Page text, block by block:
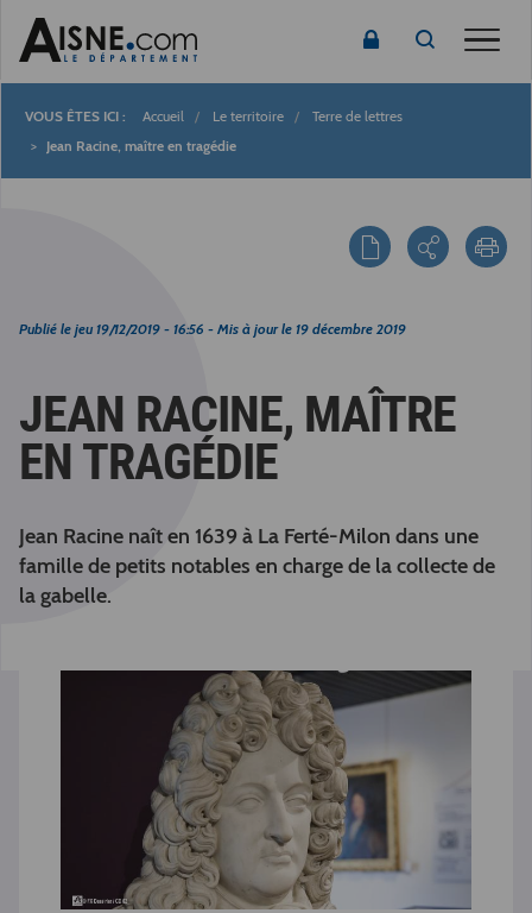
Fil
Accueil Le territoire
Terre de lettres
Jean Racine, maître en tragédie
Publié le jeu 19/12/2019 - 16:56 - Mis à jour le 19 décembre 2019
JEAN RACINE, MAÎTRE
EN TRAGÉDIE
Jean Racine naît en 1639 à La Ferté-Milon dans une
famille de petits notables en charge de la collecte de
la gabelle.